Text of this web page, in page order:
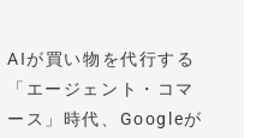
AIが買い物を代行する
「エージェント・コマ
ース」時代、Googleが